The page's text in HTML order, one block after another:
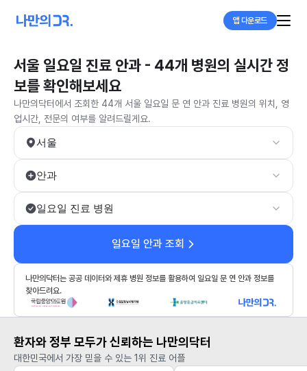
앱 다운로드
서울 일요일 진료 안과 - 44개 병원의 실시간 정
보를 확인해보세요
나만의닥터에서 조회한 44개 서울 일요일 문 연 안과 진료 병원의 위치, 영
업시간, 전문의 여부를 알려드릴게요.
서울
안과
일요일 진료 병원
일요일 안과 조회
나만의닥터는 공공 데이터와 제휴 병원 정보를 활용하여 일요일 문 연 안과 정보를
찾아드려요.
환자와 정부 모두가 신뢰하는 나만의닥터
대한민국에서 가장 믿을 수 있는 1위 진료 어플